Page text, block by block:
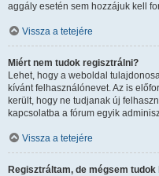
aggály esetén sem hozzájuk kell
Vissza a tetejére
Miért nem tudok regisztrálni?
Lehet, hogy a weboldal
kívánt felhasználónevet. Az is
került, hogy ne tudjanak új
kapcsolatba a fórum egyik
Vissza a tetejére
Regisztráltam, de mégsem tudok